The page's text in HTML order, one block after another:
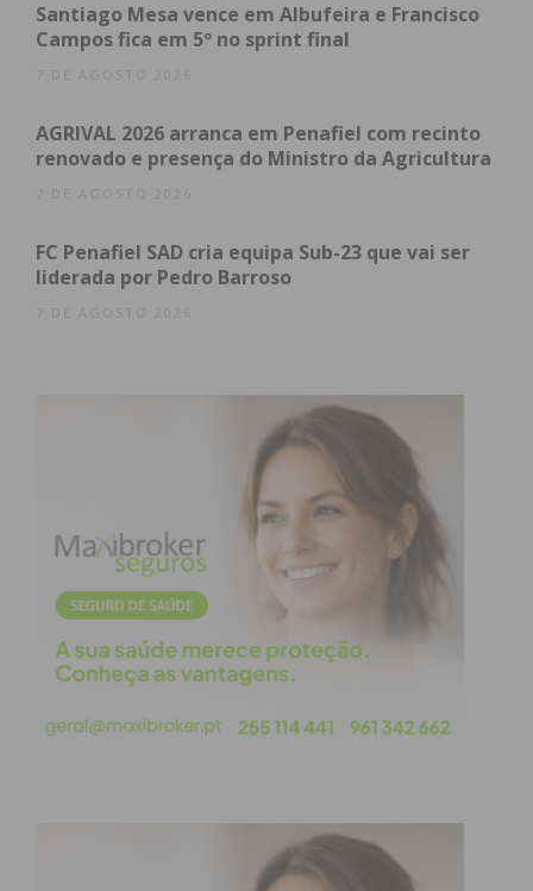
convida à diversão e à dança na festa “Sunset
Flower Power” com animação DJ.
março, o evento conta com o mercado de plantas e
flores, na Avenida da República, aberto das 10h00
na rua lateral da Casa da Cultura, a partir das
10h00, uma iniciativa da responsabilidade dos
participantes das Juntas de Freguesia.
o chapéu é o mote para saborear um chá pelas
17h00, na Casa da Cultura, segue-se o concerto
No domingo, a partir das 15h30, os jardins da Casa
da Cultura transformam-se em passerelle para os
desfiles de vestidos e chapéus de flores que enchem
de colorido e glamour a tarde do último dia do
evento que encerra com a atuação da Paredes Big
Band.
Nesta edição do “Primavera Festival da Flor” há
do Conto, e exposições para visitar.
Santiago Mesa vence em Albufeira e Francisco
Campos fica em 5º no sprint final
7 DE AGOSTO 2026
AGRIVAL 2026 arranca em Penafiel com recinto
renovado e presença do Ministro da Agricultura
7 DE AGOSTO 2026
FC Penafiel SAD cria equipa Sub-23 que vai ser
liderada por Pedro Barroso
7 DE AGOSTO 2026